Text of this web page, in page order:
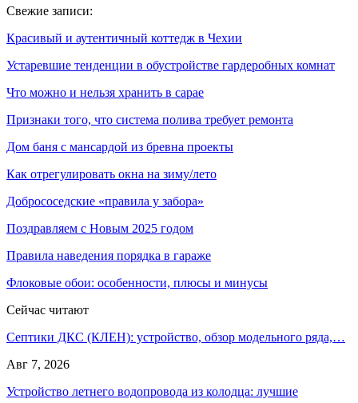
Свежие записи:
Красивый и аутентичный коттедж в Чехии
Устаревшие тенденции в обустройстве гардеробных комнат
Что можно и нельзя хранить в сарае
Признаки того, что система полива требует ремонта
Дом баня с мансардой из бревна проекты
Как отрегулировать окна на зиму/лето
Добрососедские «правила у забора»
Поздравляем с Новым 2025 годом
Правила наведения порядка в гараже
Флоковые обои: особенности, плюсы и минусы
Сейчас читают
Септики ДКС (КЛЕН): устройство, обзор модельного ряда,…
Авг 7, 2026
Устройство летнего водопровода из колодца: лучшие